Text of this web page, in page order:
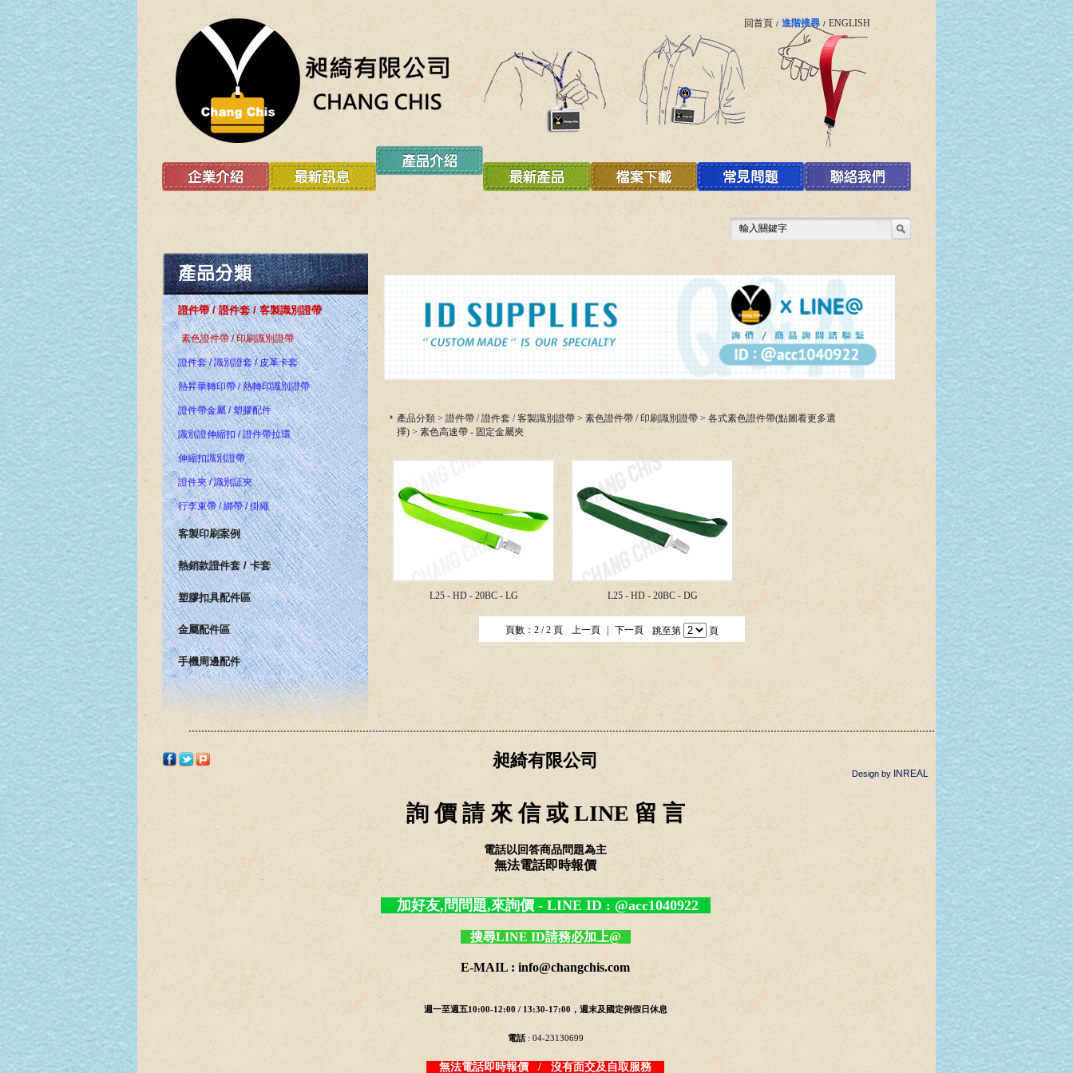
回首頁 / 進階搜尋 / ENGLISH
證件帶 / 證件套 / 客製識別證帶
素色證件帶 / 印刷識別證帶
證件套 / 識別證套 / 皮革卡套
熱昇華轉印帶 / 熱轉印識別證帶
證件帶金屬 / 塑膠配件
識別證伸縮扣 / 證件帶拉環
伸縮扣識別證帶
證件夾 / 識別証夾
行李束帶 / 綁帶 / 掛繩
客製印刷案例
熱銷款證件套 / 卡套
塑膠扣具配件區
金屬配件區
手機周邊配件
產品分類 > 證件帶 / 證件套 / 客製識別證帶 > 素色證件帶 / 印刷識別證帶 > 各式素色證件帶(點圖看更多選
擇) > 素色高速帶 - 固定金屬夾
L25 - HD - 20BC - LG L25 - HD - 20BC - DG
頁數：2 / 2 頁 上一頁 下一頁 跳至第 頁
昶綺有限公司
詢 價 請 來 信 或 LINE 留 言
電話以回答商品問題為主
無法電話即時報價
加好友,問問題,來詢價 - LINE ID : @acc1040922
搜尋LINE ID請務必加上@
E-MAIL : info@changchis.com
週一至週五10:00-12:00 / 13:30-17:00，週末及國定例假日休息
電話 : 04-23130699
無法電話即時報價 / 沒有面交及自取服務
Design by INREAL